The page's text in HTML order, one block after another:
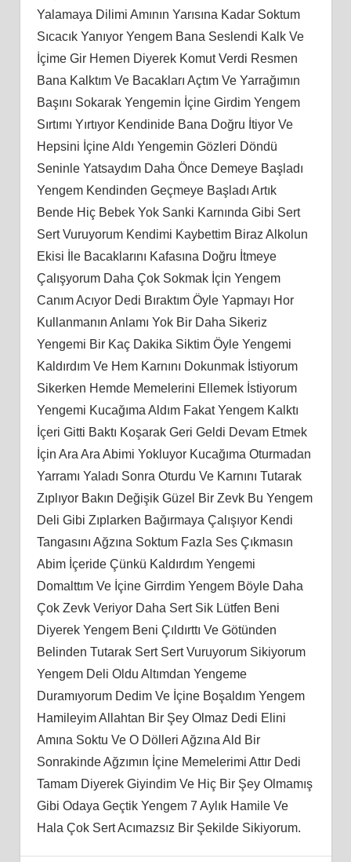
Yalamaya Dilimi Amının Yarısına Kadar Soktum
Sıcacık Yanıyor Yengem Bana Seslendi Kalk Ve
İçime Gir Hemen Diyerek Komut Verdi Resmen
Bana Kalktım Ve Bacakları Açtım Ve Yarrağımın
Başını Sokarak Yengemin İçine Girdim Yengem
Sırtımı Yırtıyor Kendinide Bana Doğru İtiyor Ve
Hepsini İçine Aldı Yengemin Gözleri Döndü
Seninle Yatsaydım Daha Önce Demeye Başladı
Yengem Kendinden Geçmeye Başladı Artık
Bende Hiç Bebek Yok Sanki Karnında Gibi Sert
Sert Vuruyorum Kendimi Kaybettim Biraz Alkolun
Ekisi İle Bacaklarını Kafasına Doğru İtmeye
Çalışyorum Daha Çok Sokmak İçin Yengem
Canım Acıyor Dedi Bıraktım Öyle Yapmayı Hor
Kullanmanın Anlamı Yok Bir Daha Sikeriz
Yengemi Bir Kaç Dakika Siktim Öyle Yengemi
Kaldırdım Ve Hem Karnını Dokunmak İstiyorum
Sikerken Hemde Memelerini Ellemek İstiyorum
Yengemi Kucağıma Aldım Fakat Yengem Kalktı
İçeri Gitti Baktı Koşarak Geri Geldi Devam Etmek
İçin Ara Ara Abimi Yokluyor Kucağıma Oturmadan
Yarramı Yaladı Sonra Oturdu Ve Karnını Tutarak
Zıplıyor Bakın Değişik Güzel Bir Zevk Bu Yengem
Deli Gibi Zıplarken Bağırmaya Çalışıyor Kendi
Tangasını Ağzına Soktum Fazla Ses Çıkmasın
Abim İçeride Çünkü Kaldırdım Yengemi
Domalttım Ve İçine Girrdim Yengem Böyle Daha
Çok Zevk Veriyor Daha Sert Sik Lütfen Beni
Diyerek Yengem Beni Çıldırttı Ve Götünden
Belinden Tutarak Sert Sert Vuruyorum Sikiyorum
Yengem Deli Oldu Altımdan Yengeme
Duramıyorum Dedim Ve İçine Boşaldım Yengem
Hamileyim Allahtan Bir Şey Olmaz Dedi Elini
Amına Soktu Ve O Dölleri Ağzına Ald Bir
Sonrakinde Ağzımın İçine Memelerimi Attır Dedi
Tamam Diyerek Giyindim Ve Hiç Bir Şey Olmamış
Gibi Odaya Geçtik Yengem 7 Aylık Hamile Ve
Hala Çok Sert Acımazsız Bir Şekilde Sikiyorum.